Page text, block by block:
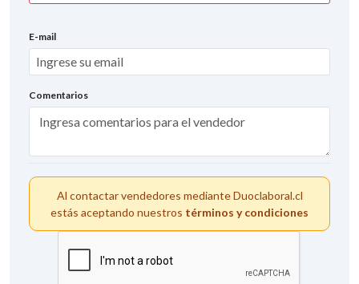
States
E-mail
Comentarios
Al contactar vendedores mediante Duoclaboral.cl
estás aceptando nuestros términos y condiciones